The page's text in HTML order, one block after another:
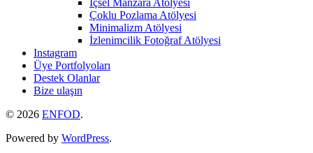
Çoklu Pozlama Atölyesi
Minimalizm Atölyesi
İzlenimcilik Fotoğraf Atölyesi
Instagram
Üye Portfolyoları
Destek Olanlar
Bize ulaşın
© 2026 ENFOD.
Powered by WordPress.